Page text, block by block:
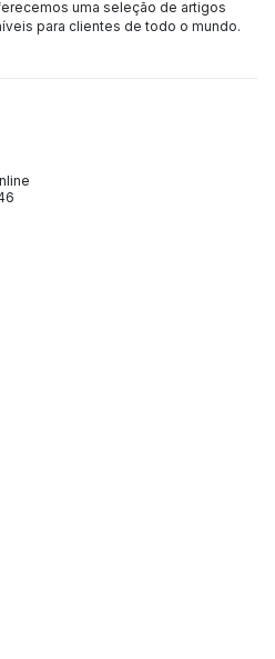
uma seleção de artigos
para clientes de todo o mundo.